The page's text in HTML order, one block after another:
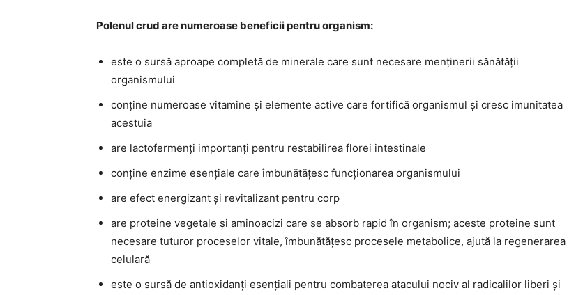
Polenul crud are numeroase beneficii pentru organism:
este o sursă aproape completă de minerale care sunt necesare menținerii sănătății
organismului
conține numeroase vitamine și elemente active care fortifică organismul și cresc imunitatea
acestuia
are lactofermenți importanți pentru restabilirea florei intestinale
conține enzime esențiale care îmbunătățesc funcționarea organismului
are efect energizant și revitalizant pentru corp
are proteine vegetale și aminoacizi care se absorb rapid în organism; aceste proteine sunt
necesare tuturor proceselor vitale, îmbunătățesc procesele metabolice, ajută la regenerarea
celulară
este o sursă de antioxidanți esențiali pentru combaterea atacului nociv al radicalilor liberi și